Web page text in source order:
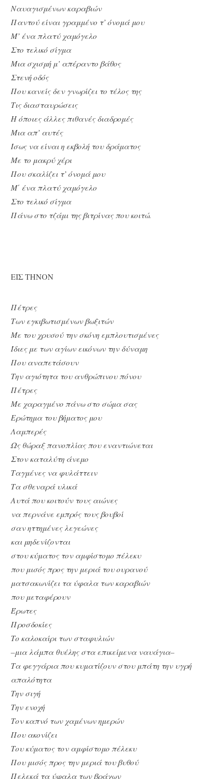
Ναυαγισμένων καραβιών
Παντού είναι γραμμένο τ’ όνομά μου
Μ’ ένα πλατύ χαμόγελο
Στο τελικό σίγμα
Μια σχισμή μ’ απέραντο βάθος
Στενή οδός
Που κανείς δεν γνωρίζει το τέλος της
Τις διασταυρώσεις
Η όποιες άλλες πιθανές διαδρομές
Μια απ’ αυτές
Ίσως να είναι η εκβολή του δράματος
Με το μακρύ χέρι
Που σκαλίζει τ’ όνομά μου
Μ΄ ένα πλατύ χαμόγελο
Στο τελικό σίγμα
Πάνω στο τζάμι της βιτρίνας που κοιτώ.
ΕΙΣ ΤΗΝΟΝ
Πέτρες
Των εγκιβωτισμένων βωξιτών
Με του χρυσού την σκόνη εμπλουτισμένες
Ίδιες με των αγίων εικόνων την δύναμη
Που αναπετάσουν
Την αγιότητα του ανθρώπινου πόνου
Πέτρες
Με χαραγμένο πάνω στο σώμα σας
Ερώτημα του βήματος μου
Λαμπερές
Ως θώραξ πανοπλίας που εναντιώνεται
Στον καταλύτη άνεμο
Ταγμένες να φυλάττειν
Τα σθεναρά υλικά
Αυτά που κοιτούν τους αιώνες
να περνάνε εμπρός τους βουβοί
σαν ηττημένες λεγεώνες
και μηδενίζονται
στου κύματος τον αμφίστομο πέλεκυ
που μισός προς την μεριά του ουρανού
ματσακωνίζει τα ύφαλα των καραβιών
που μεταφέρουν
Έρωτες
Προσδοκίες
Το καλοκαίρι των σταφυλιών
–μια λάμπα θυέλης στα επικείμενα ναυάγια–
Τα φεγγάρια που κυματίζουν στου μπάτη την υγρή
απαλότητα
Την σιγή
Την ενοχή
Τον καπνό των χαμένων ημερών
Που ακονίζει
Του κύματος τον αμφίστομο πέλεκυ
Που μισός προς την μεριά του βυθού
Πελεκά τα ύφαλα των βράχων